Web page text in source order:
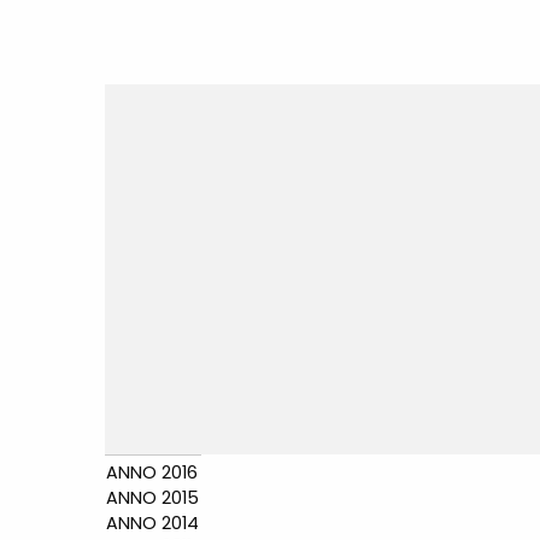
ANNO 2016
ANNO 2015
ANNO 2014